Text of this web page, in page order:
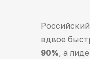
вдвое
90%, а